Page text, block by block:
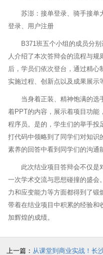
苏澎：接单登录、骑手接单
登录、用户注册
B371班五个小组的成员分
人介绍了本次答辩会的流程与
后，学员们依次登台，通过精心
实施过程、创新点以及成果展示
当身着正装、精神饱满的选
着PPT的内容，展示着项目功能
程序员。是的，学生们的举手投
打代码中领略到了同学们对知识
素养的回答中看到同学们的沟通
此次结业项目答辩会不仅是
一次学术交流与思想碰撞的盛会
力和应变能力等方面都得到了
带着在结业项目中积累的经验和
加辉煌的成绩。
上一篇： 从课堂到商业实战！长